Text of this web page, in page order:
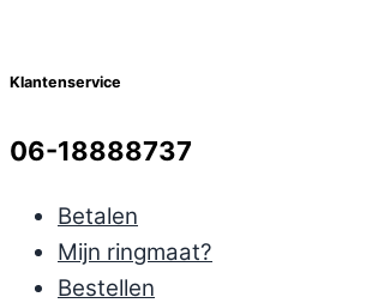
Klantenservice
06-18888737
Betalen
Mijn ringmaat?
Bestellen